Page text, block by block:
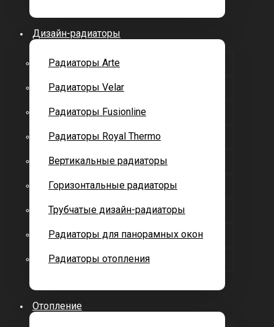
Дизайн-радиаторы
Радиаторы Arte
Радиаторы Velar
Радиаторы Fusionline
Радиаторы Royal Thermo
Вертикальные радиаторы
Горизонтальные радиаторы
Трубчатые дизайн-радиаторы
Радиаторы для панорамных окон
Радиаторы отопления
Отопление